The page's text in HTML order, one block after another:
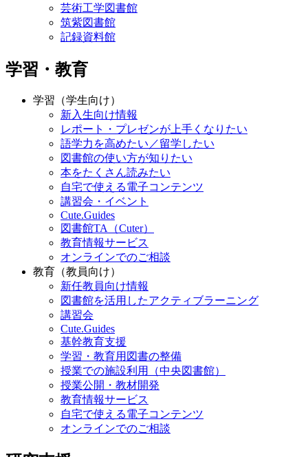
芸術工学図書館
筑紫図書館
記録資料館
学習・教育
学習（学生向け）
新入生向け情報
レポート・プレゼンが上手くなりたい
語学力を高めたい／留学したい
図書館の使い方が知りたい
本をたくさん読みたい
自宅で使える電子コンテンツ
講習会・イベント
Cute.Guides
図書館TA（Cuter）
教育情報サービス
オンラインでのご相談
教育（教員向け）
新任教員向け情報
図書館を活用したアクティブラーニング
講習会
Cute.Guides
基幹教育支援
学習・教育用図書の整備
授業での施設利用（中央図書館）
授業公開・教材開発
教育情報サービス
自宅で使える電子コンテンツ
オンラインでのご相談